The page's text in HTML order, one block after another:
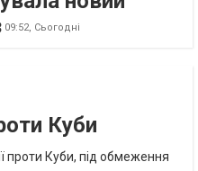
09:52, Сьогодні
Куби
проти Куби, під обмеження